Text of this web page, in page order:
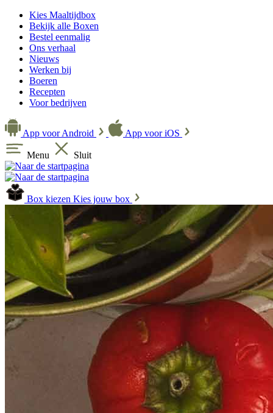
Kies Maaltijdbox
Bekijk alle Boxen
Bestel eenmalig
Ons verhaal
Nieuws
Werken bij
Boeren
Recepten
Voor bedrijven
App voor Android App voor iOS
Menu Sluit
Box kiezen Kies jouw box